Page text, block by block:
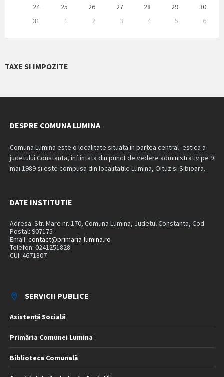
24
25 26 27 28 29
30
31
1 2 3 4 5
6
to
TAXE SI IMPOZITE
DESPRE COMUNA LUMINA
Comuna Lumina este o localitate situata in partea central- estica a
judetului Constanta, infiintata din punct de vedere administrativ pe 9
mai 1989 si este compusa din localitatile Lumina, Oituz si Sibioara.
DATE INSTITUTIE
Adresa: Str. Mare nr. 170, Comuna Lumina, Judetul Constanta, Cod
Postal: 907175
Email: contact@primaria-lumina.ro
Telefon: 0241251828
CUI: 4671807
SERVICII PUBLICE
Asistență Socială
Primăria Comunei Lumina
Biblioteca Comunală